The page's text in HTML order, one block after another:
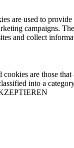
are used to
campaigns.
and collect
cookies are those that
into a